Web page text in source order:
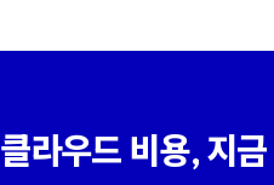
클라우드 비용, 지